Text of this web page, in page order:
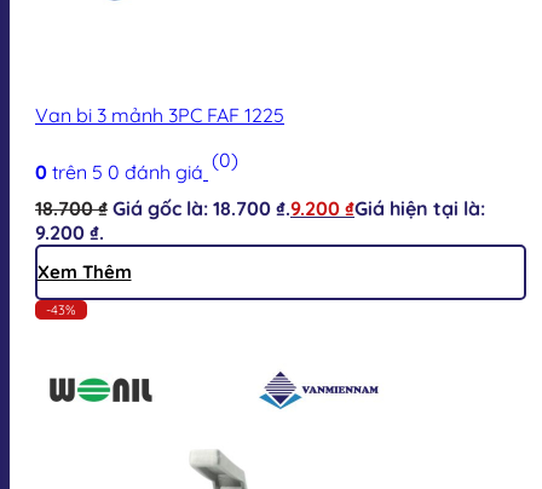
Van bi 3 mảnh 3PC FAF 1225
0 trên 5 0 đánh giá (0)
18.700₫ Giá gốc là: 18.700 ₫.9.200 ₫Giá hiện tại là:
9.200 ₫.
Xem Thêm
-43%